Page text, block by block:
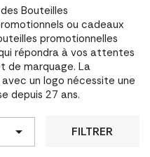
Bouteilles
ou cadeaux
promotionnelles
répondra à vos attentes
de marquage. La
un logo nécessite une
depuis 27 ans.
 FILTRER